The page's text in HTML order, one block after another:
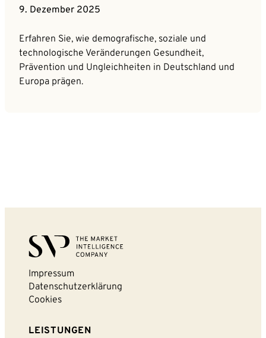
9. Dezember 2025
Erfahren Sie, wie demografische, soziale und
technologische Veränderungen Gesundheit,
Prävention und Ungleichheiten in Deutschland und
Europa prägen.
Impressum
Datenschutzerklärung
Cookies
LEISTUNGEN